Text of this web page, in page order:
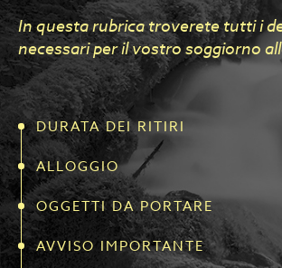
In questa rubrica troverete tutti i
necessari per il vostro soggiorno
DURATA DEI RITIRI
ALLOGGIO
OGGETTI DA PORTARE
AVVISO IMPORTANTE